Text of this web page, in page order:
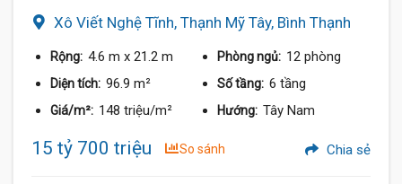
Xô Viết Nghệ Tĩnh, Thạnh Mỹ Tây, Bình Thạnh
Rộng: 4.6 m x 21.2 m Phòng ngủ: 12 phòng
Diện tích: 96.9 m² Số tầng: 6 tầng
Giá/m²: 148 triệu/m² Hướng: Tây Nam
15 tỷ 700 triệu So sánh Chia sẻ